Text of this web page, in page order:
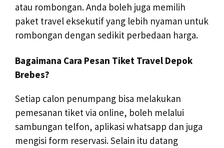
atau rombongan. Anda boleh juga memilih
paket travel eksekutif yang lebih nyaman untuk
rombongan dengan sedikit perbedaan harga.
Bagaimana Cara Pesan Tiket Travel Depok
Brebes?
Setiap calon penumpang bisa melakukan
pemesanan tiket via online, boleh melalui
sambungan telfon, aplikasi whatsapp dan juga
mengisi form reservasi. Selain itu datang